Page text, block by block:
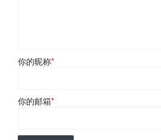
你的昵称*
你的邮箱*